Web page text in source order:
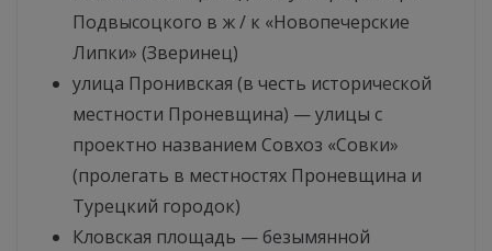
Подвысоцкого в ж / к «Новопечерские
Липки» (Зверинец)
улица Пронивская (в честь исторической
местности Проневщина) — улицы с
проектно названием Совхоз «Совки»
(пролегать в местностях Проневщина и
Турецкий городок)
Кловская площадь — безымянной